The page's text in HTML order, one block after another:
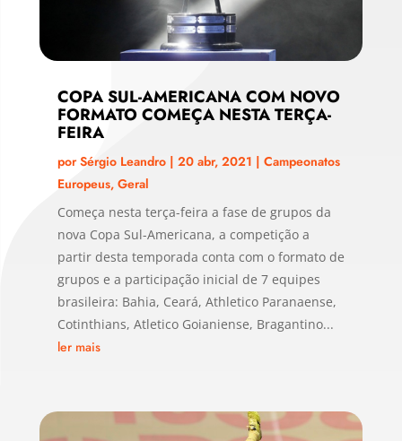
COPA SUL-AMERICANA COM NOVO
FORMATO COMEÇA NESTA TERÇA-
FEIRA
porSérgio Leandro| 20 abr, 2021 | Campeonatos
Europeus, Geral
Começa nesta terça-feira a fase de grupos da
nova Copa Sul-Americana, a competição a
partir desta temporada conta com o formato de
grupos e a participação inicial de 7 equipes
brasileira: Bahia, Ceará, Athletico Paranaense,
Cotinthians, Atletico Goianiense, Bragantino...
ler mais